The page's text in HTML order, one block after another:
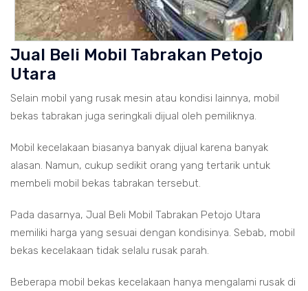
Jual Beli Mobil Tabrakan Petojo
Utara
Selain mobil yang rusak mesin atau kondisi lainnya, mobil
bekas tabrakan juga seringkali dijual oleh pemiliknya.
Mobil kecelakaan biasanya banyak dijual karena banyak
alasan. Namun, cukup sedikit orang yang tertarik untuk
membeli mobil bekas tabrakan tersebut.
Pada dasarnya, Jual Beli Mobil Tabrakan Petojo Utara
memiliki harga yang sesuai dengan kondisinya. Sebab, mobil
bekas kecelakaan tidak selalu rusak parah.
Beberapa mobil bekas kecelakaan hanya mengalami rusak di